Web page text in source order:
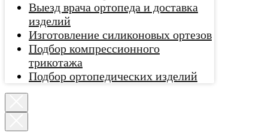
Выезд врача ортопеда и доставка
изделий
Изготовление силиконовых ортезов
Подбор компрессионного
трикотажа
Подбор ортопедических изделий